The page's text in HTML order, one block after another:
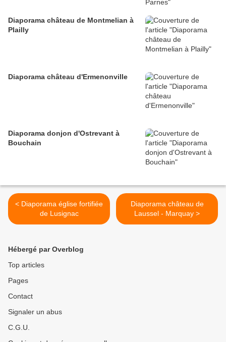
Diaporama château de Montmelian à
Plailly
Diaporama château d'Ermenonville
Diaporama donjon d'Ostrevant à
Bouchain
< Diaporama église fortifiée
de Lusignac
Diaporama château de
Laussel - Marquay >
Hébergé par Overblog
Top articles
Pages
Contact
Signaler un abus
C.G.U.